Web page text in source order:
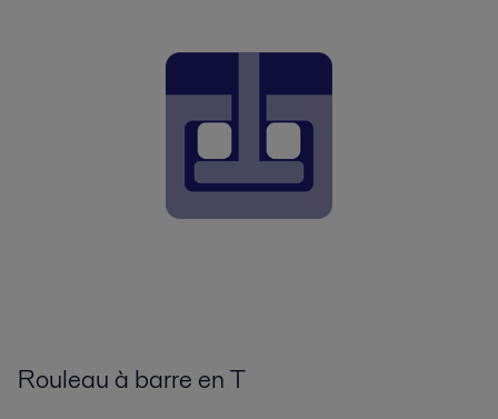
Rouleau à barre en T